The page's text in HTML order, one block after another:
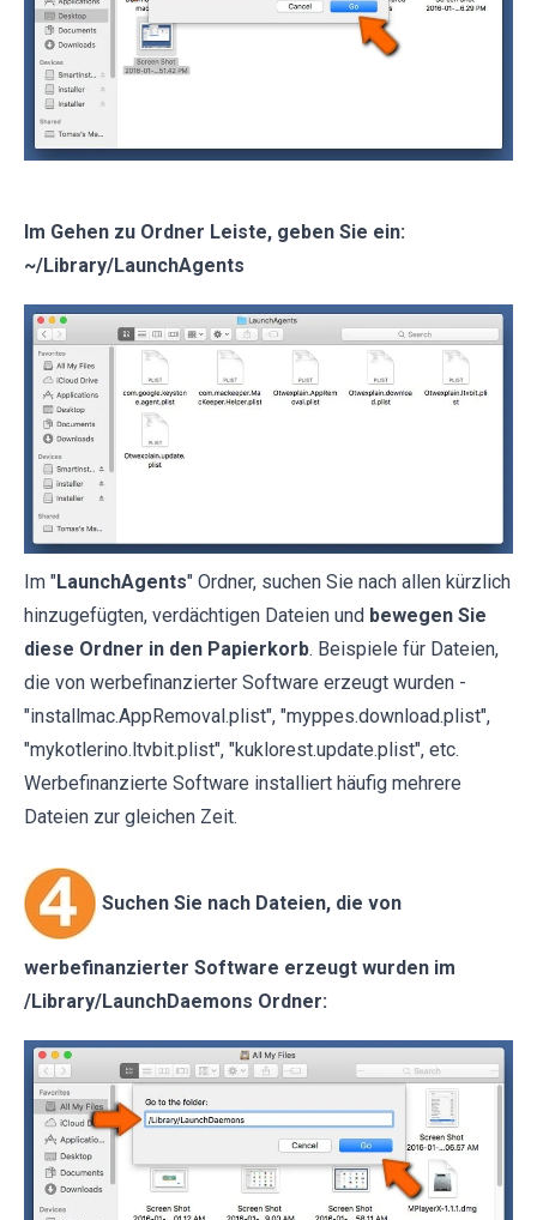
Im Gehen zu Ordner Leiste, geben Sie ein:
~/Library/LaunchAgents
Im "LaunchAgents" Ordner, suchen Sie nach allen kürzlich
hinzugefügten, verdächtigen Dateien und bewegen Sie
diese Ordner in den Papierkorb. Beispiele für Dateien,
die von werbefinanzierter Software erzeugt wurden -
"installmac.AppRemoval.plist", "myppes.download.plist",
"mykotlerino.ltvbit.plist", "kuklorest.update.plist", etc.
Werbefinanzierte Software installiert häufig mehrere
Dateien zur gleichen Zeit.
Suchen Sie nach Dateien, die von
werbefinanzierter Software erzeugt wurden im
/Library/LaunchDaemons Ordner: